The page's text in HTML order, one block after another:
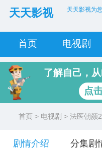
天天影视
天天影视为
首页 电视剧
了解自己，
点
首页 > 电视剧 > 法医朝颜2
剧情介绍 分集剧